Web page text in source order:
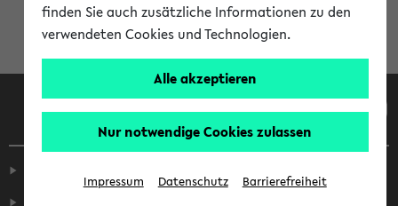
finden Sie auch zusätzliche Informationen zu den
verwendeten Cookies und Technologien.
Alle akzeptieren
Nur notwendige Cookies zulassen
Impressum Datenschutz Barrierefreiheit